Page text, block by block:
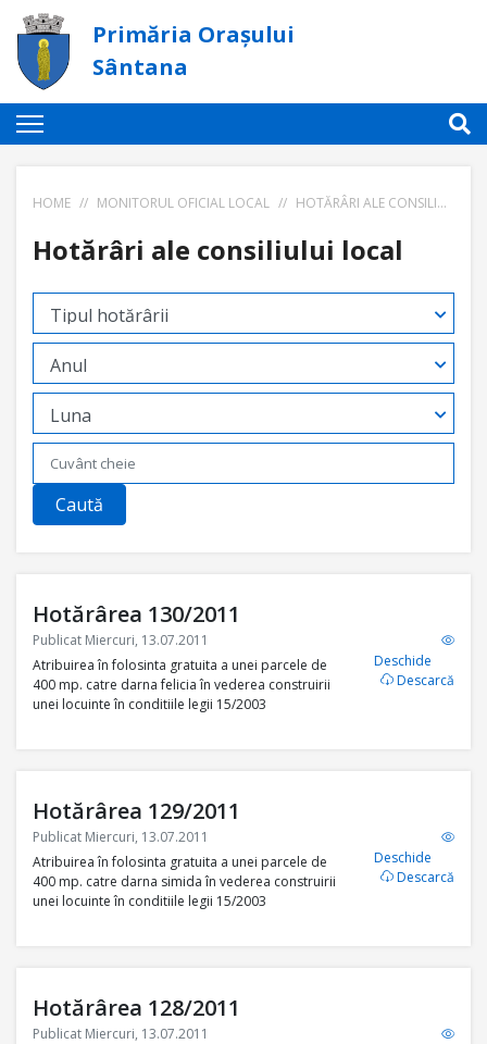
Primăria Orașului
Sântana
HOME // MONITORUL OFICIAL LOCAL // HOTĂRÂRI ALE CONSILIULUI LOCAL
Hotărâri ale consiliului local
Caută
Hotărârea 130/2011
Publicat Miercuri, 13.07.2011
Atribuirea în folosinta gratuita a unei parcele de
400 mp. catre darna felicia în vederea construirii
unei locuinte în conditiile legii 15/2003
Deschide
Descarcă
Hotărârea 129/2011
Publicat Miercuri, 13.07.2011
Atribuirea în folosinta gratuita a unei parcele de
400 mp. catre darna simida în vederea construirii
unei locuinte în conditiile legii 15/2003
Deschide
Descarcă
Hotărârea 128/2011
Publicat Miercuri, 13.07.2011